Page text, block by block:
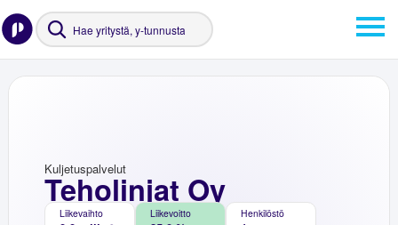
Teholinjat Oy
Kuljetuspalvelut
Liikevaihto Liikevoitto Henkilöstö